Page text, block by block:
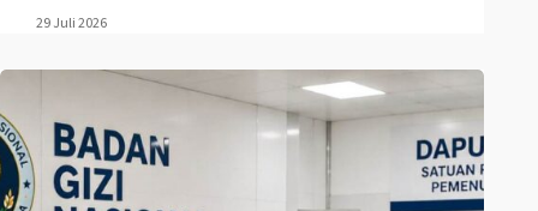
29 Juli 2026